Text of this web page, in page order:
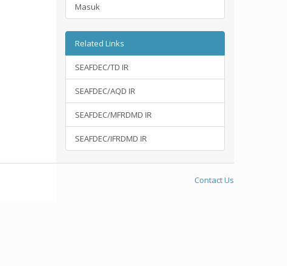
Masuk
Related Links
SEAFDEC/TD IR
SEAFDEC/AQD IR
SEAFDEC/MFRDMD IR
SEAFDEC/IFRDMD IR
Contact Us